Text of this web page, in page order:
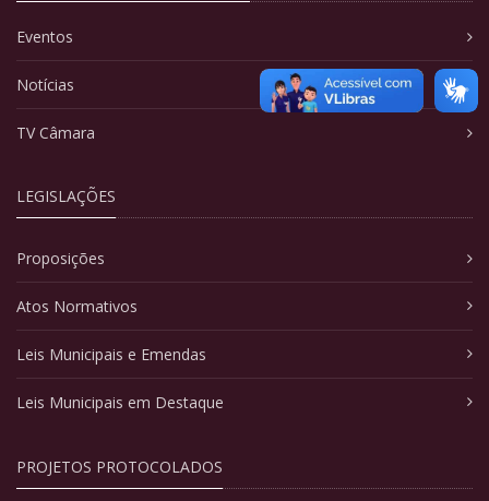
Eventos
Notícias
TV Câmara
LEGISLAÇÕES
Proposições
Atos Normativos
Leis Municipais e Emendas
Leis Municipais em Destaque
PROJETOS PROTOCOLADOS